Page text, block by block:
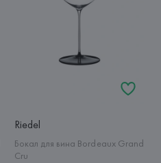
Riedel
Бокал для вина Bordeaux Grand
Cru